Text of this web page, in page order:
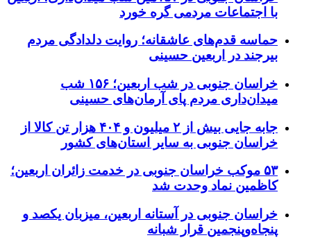
با اجتماعات مردمی گره خورد
حماسه قدم‌های عاشقانه؛ روایت دلدادگی مردم
بیرجند در اربعین حسینی
خراسان جنوبی در شب اربعین؛ ۱۵۶ شب
میدان‌داری مردم پای آرمان‌های حسینی
جابه جایی بیش از ۲ میلیون و ۴۰۴ هزار تن کالا از
خراسان جنوبی به سایر استان‌های کشور
۵۳ موکب خراسان جنوبی در خدمت زائران اربعین؛
کاظمین نماد وحدت شد
خراسان جنوبی در آستانه اربعین، میزبان یکصد و
پنجاه‌وپنجمین قرار شبانه